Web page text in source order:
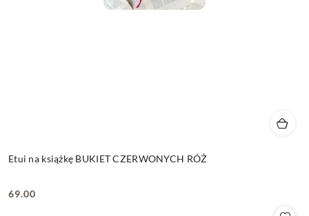
Etui na książkę BUKIET CZERWONYCH RÓŻ
Cena:
69.00